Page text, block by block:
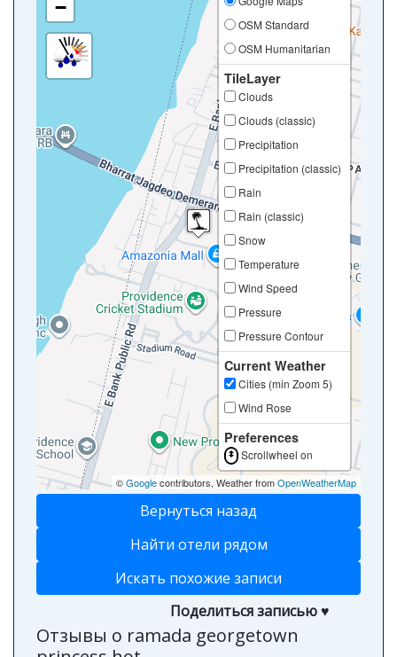
−
OSM Standard
OSM Humanitarian
TileLayer
Clouds
Clouds (classic)
Precipitation
Precipitation (classic)
Rain
Rain (classic)
Snow
Temperature
Wind Speed
Pressure
Pressure Contour
Current Weather
Cities (min Zoom 5)
Wind Rose
Preferences
Scrollwheel on
©Googlecontributors, Weather fromOpenWeatherMap
Вернуться назад
Найти отели рядом
Искать похожие записи
Поделиться записью ♥
Отзывы о ramada georgetown